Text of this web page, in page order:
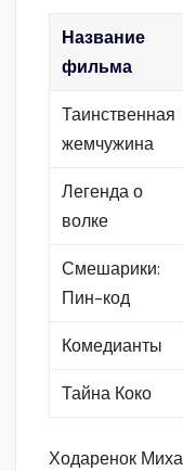
Название
фильма
Таинственная
жемчужина
Легенда о
волке
Смешарики:
Пин-код
Комедианты
Тайна Коко
Ходаренок